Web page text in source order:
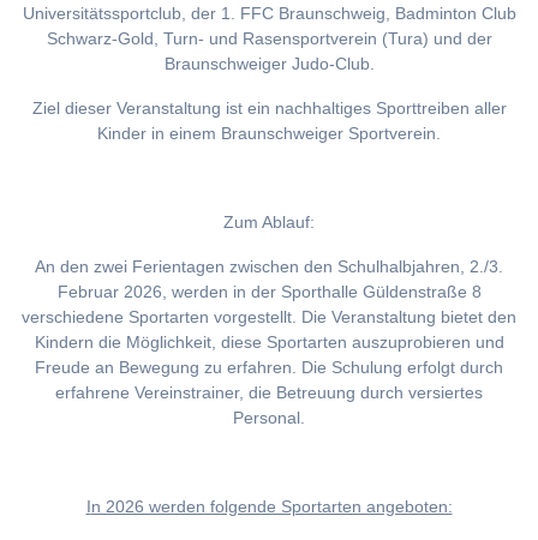
Universitätssportclub, der 1. FFC Braunschweig, Badminton Club
Schwarz-Gold, Turn- und Rasensportverein (Tura) und der
Braunschweiger Judo-Club.
Ziel dieser Veranstaltung ist ein nachhaltiges Sporttreiben aller
Kinder in einem Braunschweiger Sportverein.
Zum Ablauf:
An den zwei Ferientagen zwischen den Schulhalbjahren, 2./3.
Februar 2026, werden in der Sporthalle Güldenstraße 8
verschiedene Sportarten vorgestellt. Die Veranstaltung bietet den
Kindern die Möglichkeit, diese Sportarten auszuprobieren und
Freude an Bewegung zu erfahren. Die Schulung erfolgt durch
erfahrene Vereinstrainer, die Betreuung durch versiertes
Personal.
In 2026 werden folgende Sportarten angeboten: